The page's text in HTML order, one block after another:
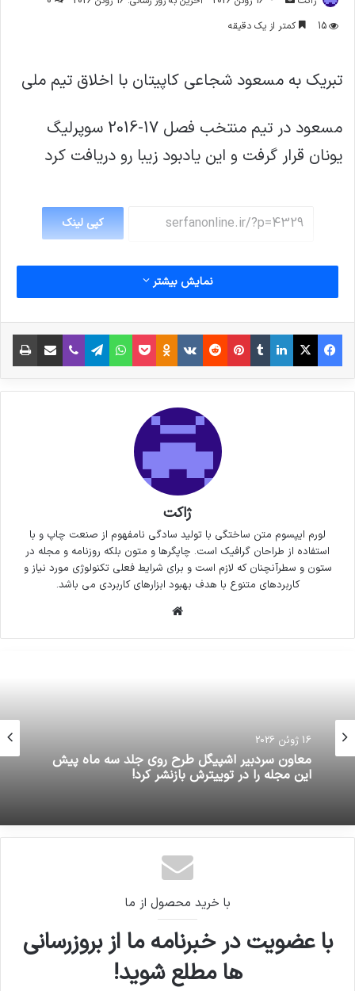
ایمیل
15
کمتر از یک دقیقه
تبریک به مسعود شجاعی کاپیتان با اخلاق تیم ملی
مسعود در تیم منتخب فصل 17-2016 سوپرلیگ
یونان قرار گرفت و این یادبود زیبا رو دریافت کرد
کپی لینک
نمایش بیشتر
فیس بوک X لینکدین
‫تامبلر‫پین‌ترست
‫رددیت‫VKontakte
‫Odnoklassniki
پاکتواتس آپ تلگراموایبر اشتراک گذاری از طریق ایمیل
ژاکت
لورم ایپسوم متن ساختگی با تولید سادگی نامفهوم از صنعت چاپ و با
استفاده از طراحان گرافیک است. چاپگرها و متون بلکه روزنامه و مجله در
ستون و سطرآنچنان که لازم است و برای شرایط فعلی تکنولوژی مورد نیاز و
کاربردهای متنوع با هدف بهبود ابزارهای کاربردی می باشد.
16 ژوئن 2026
معاون سردبیر اشپیگل طرح روی جلد سه ماه پیش
این مجله را در توییترش بازنشر کرد!
با خرید محصول از ما
با عضویت در خبرنامه ما از بروزرسانی
ها مطلع شوید!